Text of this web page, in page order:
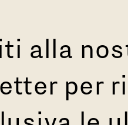
alla
per